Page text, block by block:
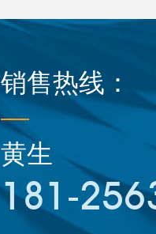
销售热线：
黄生
181-